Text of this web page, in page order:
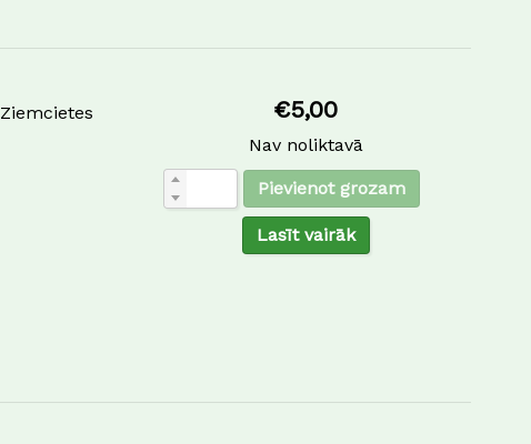
Ziemcietes €5,00
Nav noliktavā
Pievienot grozam
Lasīt vairāk